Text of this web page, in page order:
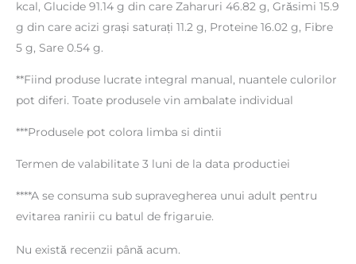
kcal, Glucide 91.14 g din care Zaharuri 46.82 g, Grăsimi 15.9
g din care acizi grași saturați 11.2 g, Proteine 16.02 g, Fibre
5 g, Sare 0.54 g.
**Fiind produse lucrate integral manual, nuantele culorilor
pot diferi. Toate produsele vin ambalate individual
***Produsele pot colora limba si dintii
Termen de valabilitate 3 luni de la data productiei
****A se consuma sub supravegherea unui adult pentru
evitarea ranirii cu batul de frigaruie.
Nu există recenzii până acum.